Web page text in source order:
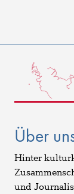
Über
Hinter
und